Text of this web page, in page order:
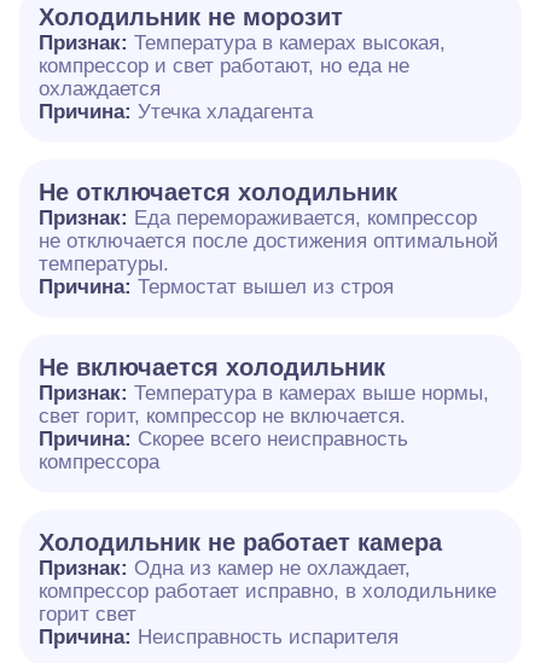
Холодильник не морозит
Признак: Температура в камерах высокая,
компрессор и свет работают, но еда не
охлаждается
Причина: Утечка хладагента
Не отключается холодильник
Признак: Еда перемораживается, компрессор
не отключается после достижения оптимальной
температуры.
Причина: Термостат вышел из строя
Не включается холодильник
Признак: Температура в камерах выше нормы,
свет горит, компрессор не включается.
Причина: Скорее всего неисправность
компрессора
Холодильник не работает камера
Признак: Одна из камер не охлаждает,
компрессор работает исправно, в холодильнике
горит свет
Причина: Неисправность испарителя